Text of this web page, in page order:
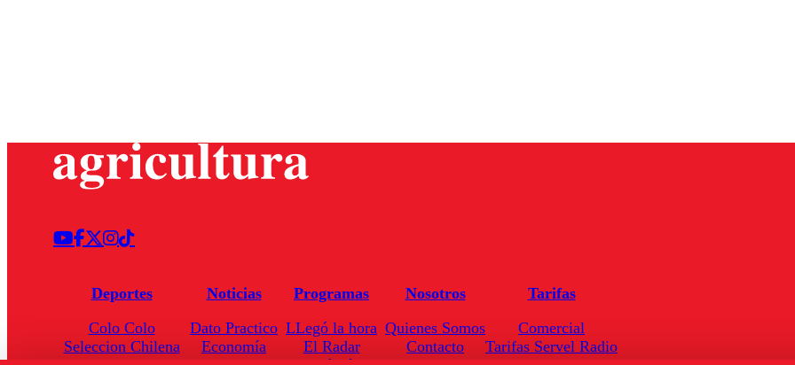
Deportes
Colo Colo
Seleccion Chilena
Noticias
Dato Practico
Economía
Programas
LLegó la hora
El Radar
Nosotros
Quienes Somos
Contacto
Tarifas
Comercial
Tarifas Servel Radio